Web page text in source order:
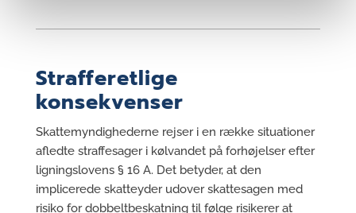
Strafferetlige
konsekvenser
Skattemyndighederne rejser i en række situationer
afledte straffesager i kølvandet på forhøjelser efter
ligningslovens § 16 A. Det betyder, at den
implicerede skatteyder udover skattesagen med
risiko for dobbeltbeskatning til følge risikerer at